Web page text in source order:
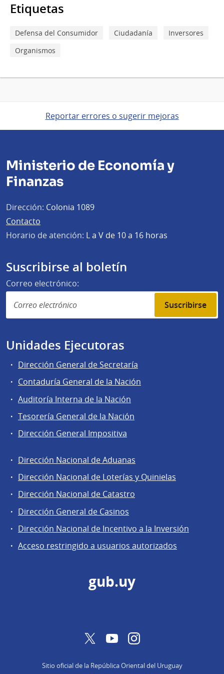
Etiquetas
Defensa del Consumidor Ciudadanía
Inversores
Organismos
Reportar errores o sugerir mejoras
Ministerio de Economía y
Finanzas
Dirección: Colonia 1089
Contacto
Horario de atención: L a V de 10 a 16 horas
Suscribirse al boletín
Correo electrónico:
Suscribirse
Unidades Ejecutoras
Dirección General de Secretaría
Contaduría General de la Nación
Auditoría Interna de la Nación
Tesorería General de la Nación
Dirección General Impositiva
Áreas
de
la
Dirección
General
de
Secretaría
Dirección Nacional de Aduanas
Dirección Nacional de Loterías y Quinielas
Dirección Nacional de Catastro
Dirección General de Casinos
Dirección Nacional de Incentivo a la Inversión
Acceso restringido a usuarios autorizados
gub.uy
TwitterYouTubeInstagram
Sitio oficial de la República Oriental del Uruguay